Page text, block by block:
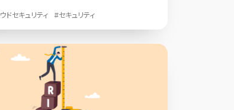
ドセキュリティ #セキュリティ